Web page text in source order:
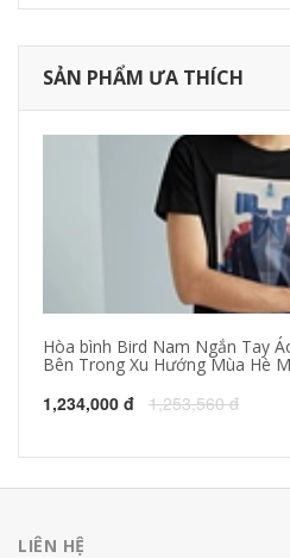
SẢN PHẨM ƯA THÍCH
Hòa bình Bird Nam Ngắn Tay
Bên Trong Xu Hướng Mùa Hè
1,234,000 đ 1,253,560 đ
LIÊN HỆ